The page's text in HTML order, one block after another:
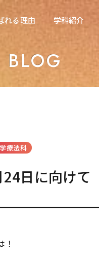
れる理由 学科紹介
れる理由 学科紹介
東
BLOG
療法科
日に向けて
！